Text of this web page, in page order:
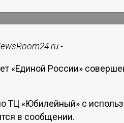
-
«Единой России»
ТЦ «Юбилейный» с
в сообщении.